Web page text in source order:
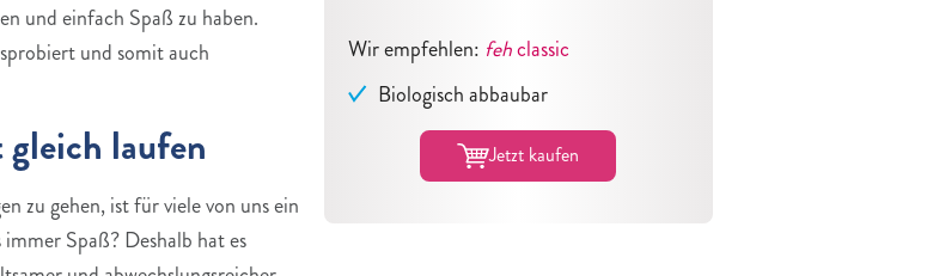
Wir empfehlen: fehclassic
Biologisch abbaubar
Jetzt kaufen
und einfach Spaß zu haben.
und somit auch
laufen
zu gehen, ist für viele von uns ein
Spaß? Deshalb hat es